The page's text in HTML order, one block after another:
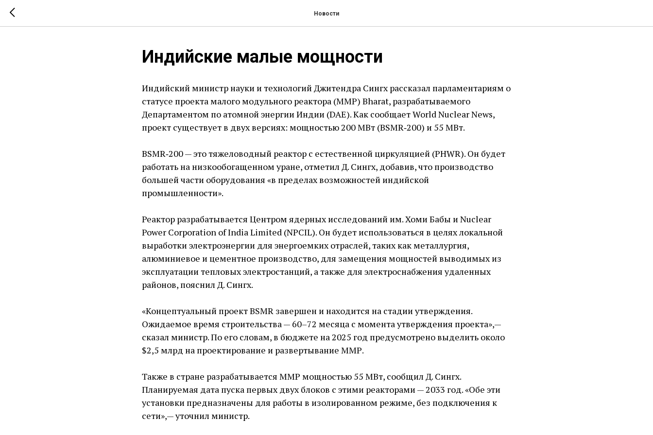
Новости
Индийские малые мощности
Индийский министр науки и технологий Джитендра Сингх рассказал парламентариям о
статусе проекта малого модульного реактора (ММР) Bharat, разрабатываемого
Департаментом по атомной энергии Индии (DAE). Как сообщает World Nuclear News,
проект существует в двух версиях: мощностью 200 МВт (BSMR‑200) и 55 МВт.
BSMR‑200 — ​это тяжеловодный реактор с естественной циркуляцией (PHWR). Он будет
работать на низкообогащенном уране, отметил Д. Сингх, добавив, что производство
большей части оборудования «в пределах возможностей индийской
промышленности».
Реактор разрабатывается Центром ядерных исследований им. Хоми Бабы и Nuclear
Power Corporation of India Limited (NPCIL). Он будет использоваться в целях локальной
выработки электроэнергии для энергоемких отраслей, таких как металлургия,
алюминиевое и цементное производство, для замещения мощностей выводимых из
эксплуатации тепловых электростанций, а также для электроснабжения удаленных
районов, пояснил Д. Сингх.
«Концептуальный проект BSMR завершен и находится на стадии утверждения.
Ожидаемое время строительства — ​60–72 месяца с момента утверждения проекта», —
сказал министр. По его словам, в бюджете на 2025 год предусмотрено выделить около
$2,5 млрд на проектирование и развертывание ММР.
Также в стране разрабатывается ММР мощностью 55 МВт, сообщил Д. Сингх.
Планируемая дата пуска первых двух блоков с этими реакторами — ​2033 год. «Обе эти
установки предназначены для работы в изолированном режиме, без подключения к
сети», — ​уточнил министр.